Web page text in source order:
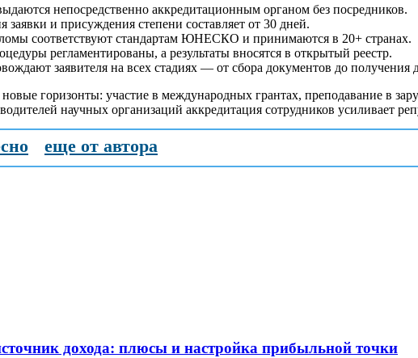
непосредственно аккредитационным органом без посредников.
заявки и присуждения степени составляет от 30 дней.
соответствуют стандартам ЮНЕСКО и принимаются в 20+ странах.
регламентированы, а результаты вносятся в открытый реестр.
заявителя на всех стадиях — от сбора документов до получения
горизонты: участие в международных грантах, преподавание в
научных организаций аккредитация сотрудников усиливает
еще от автора
дохода: плюсы и настройка прибыльной точки